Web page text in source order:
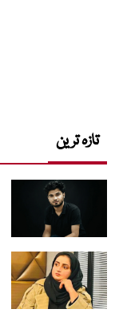
تازہ ترین